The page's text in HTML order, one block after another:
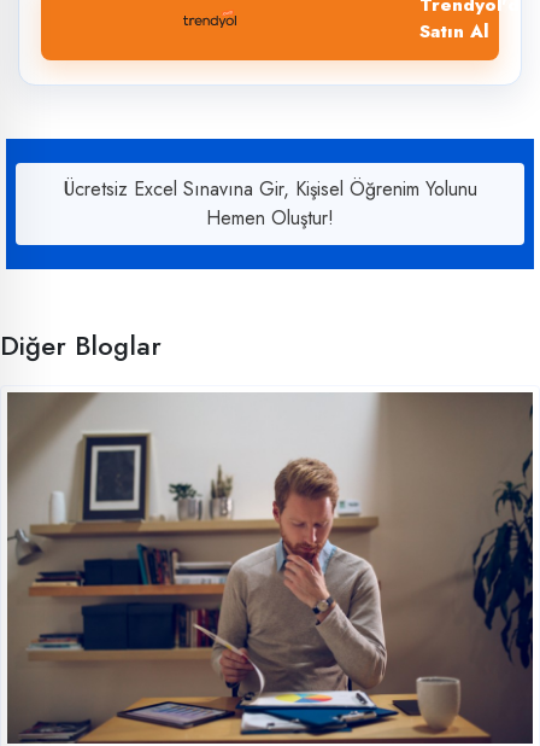
Satın Al
Ücretsiz Excel Sınavına Gir, Kişisel Öğrenim Yolunu
Hemen Oluştur!
Diğer Bloglar